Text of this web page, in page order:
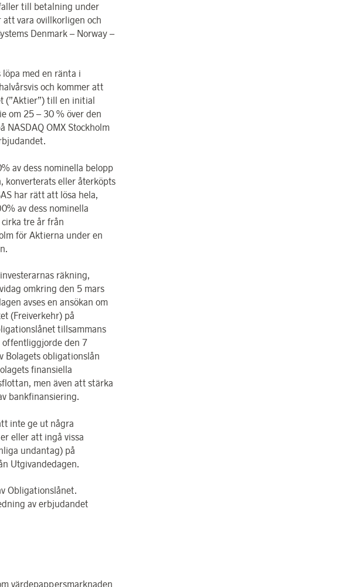
till betalning under
vara ovillkorligen och
Denmark – Norway –
med en ränta i
och kommer att
(”Aktier”) till en initial
om 25 – 30 % över den
OMX Stockholm
av dess nominella belopp
konverterats eller återköpts
har rätt att lösa hela,
av dess nominella
tre år från
för Aktierna under en
räkning,
omkring den 5 mars
avses en ansökan om
(Freiverkehr) på
tillsammans
offentliggjorde den 7
Bolagets obligationslån
finansiella
men även att stärka
bankfinansiering.
inte ge ut några
eller att ingå vissa
undantag) på
Utgivandedagen.
Obligationslånet.
av erbjudandet
värdepappersmarknaden